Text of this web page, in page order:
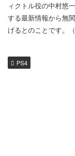
ィクトル役の中村悠
する最新情報から無
げるとのことです。
PS4